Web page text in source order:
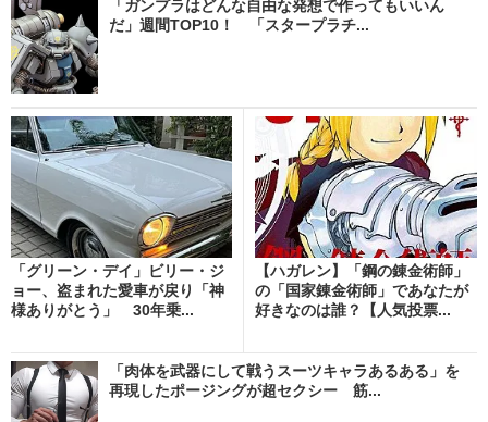
「ガンプラはどんな自由な発想で作ってもいいん
だ」週間TOP10！ 「スタープラチ...
「グリーン・デイ」ビリー・ジ
ョー、盗まれた愛車が戻り「神
様ありがとう」 30年乗...
【ハガレン】「鋼の錬金術師」
の「国家錬金術師」であなたが
好きなのは誰？【人気投票...
「肉体を武器にして戦うスーツキャラあるある」を
再現したポージングが超セクシー 筋...